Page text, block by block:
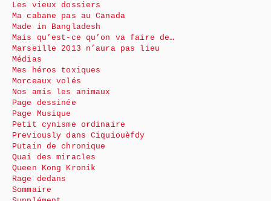
Les vieux dossiers
Ma cabane pas au Canada
Made in Bangladesh
Mais qu’est-ce qu’on va faire de…
Marseille 2013 n’aura pas lieu
Médias
Mes héros toxiques
Morceaux volés
Nos amis les animaux
Page dessinée
Page Musique
Petit cynisme ordinaire
Previously dans Ciquiouèfdy
Putain de chronique
Quai des miracles
Queen Kong Kronik
Rage dedans
Sommaire